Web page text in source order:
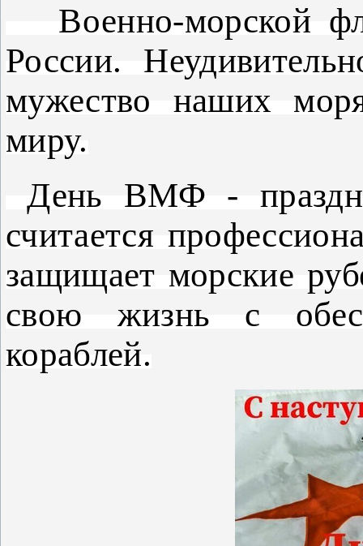
Военно-морской
России.
мужество наших
миру.
День ВМФ -
считается
защищает морские
свою жизнь с
кораблей.